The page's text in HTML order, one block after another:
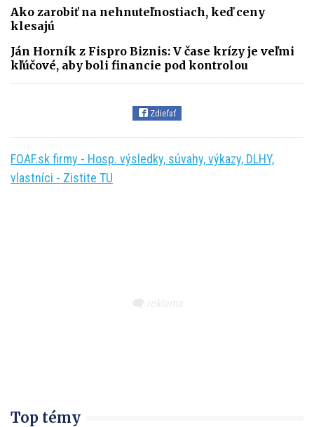
Ako zarobiť na nehnuteľnostiach, keď ceny
klesajú
Ján Horník z Fispro Biznis: V čase krízy je veľmi
kľúčové, aby boli financie pod kontrolou
Zdieľať
FOAF.sk firmy - Hosp. výsledky, súvahy, výkazy, DLHY,
vlastníci - Zistite TU
Top témy